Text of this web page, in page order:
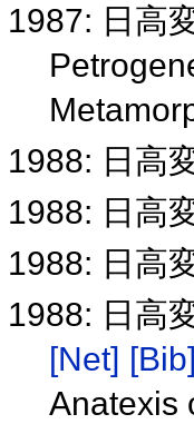
1987: 日高
1988: 日高
1988: 日高
1988: 日高
1988: 日高
[Net] [Bib]
Anatexis